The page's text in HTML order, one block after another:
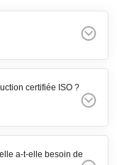
certifiée ISO ?
a-t-elle besoin de